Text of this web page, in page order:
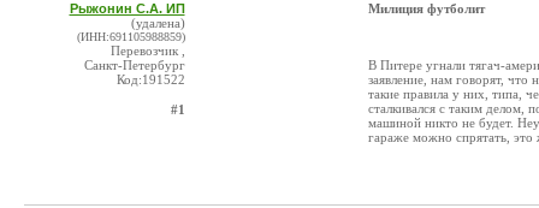
Рыжонин С.А. ИП
(удалена)
(ИНН:691105988859)
Перевозчик ,
Санкт-Петербург
Код:191522
#1
Милиция футболит
В Питере угнали тягач-
заявление, нам говорят, что
такие правила у них, типа,
сталкивался с таким делом,
машиной никто не будет.
гараже можно спрятать,